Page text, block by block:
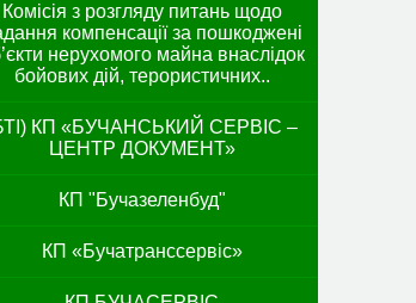
Комісія з розгляду питань щодо
компенсації за пошкоджені
нерухомого майна внаслідок
бойових дій, терористичних..
КП «БУЧАНСЬКИЙ СЕРВІС –
ЦЕНТР ДОКУМЕНТ»
КП "Бучазеленбуд"
КП «Бучатранссервіс»